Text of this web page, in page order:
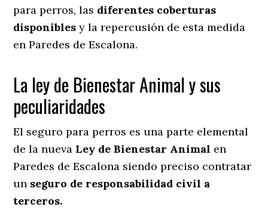
para perros, las diferentes coberturas
disponibles y la repercusión de esta medida
en Paredes de Escalona.
La ley de Bienestar Animal y sus
peculiaridades
El seguro para perros es una parte elemental
de la nueva Ley de Bienestar Animal en
Paredes de Escalona siendo preciso contratar
un seguro de responsabilidad civil a
terceros.